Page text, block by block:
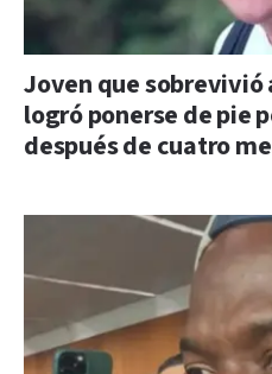
Joven que sobrevivió
logró ponerse de pie
después de cuatro